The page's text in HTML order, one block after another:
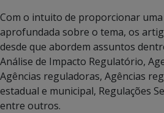
Com o intuito de proporcionar
aprofundada sobre o tema, os
desde que abordem assuntos
Análise de Impacto Regulatório,
Agências reguladoras, Agências
estadual e municipal, Regulações
entre outros.